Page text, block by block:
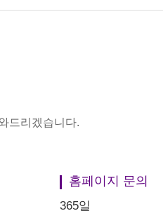
드리겠습니다.
홈페이지 문의
365일